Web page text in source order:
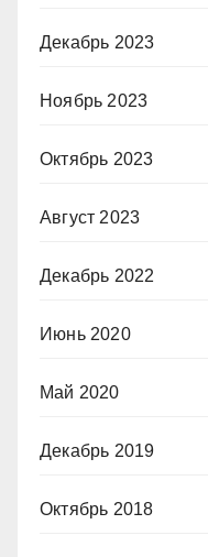
Декабрь 2023
Ноябрь 2023
Октябрь 2023
Август 2023
Декабрь 2022
Июнь 2020
Май 2020
Декабрь 2019
Октябрь 2018